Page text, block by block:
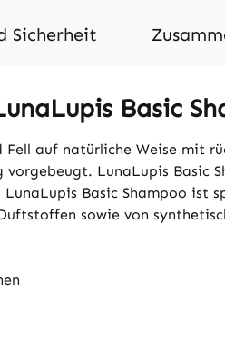
Sicherheit
Basic
auf natürliche Weise mit
LunaLupis Basic
Basic Shampoo
sowie von